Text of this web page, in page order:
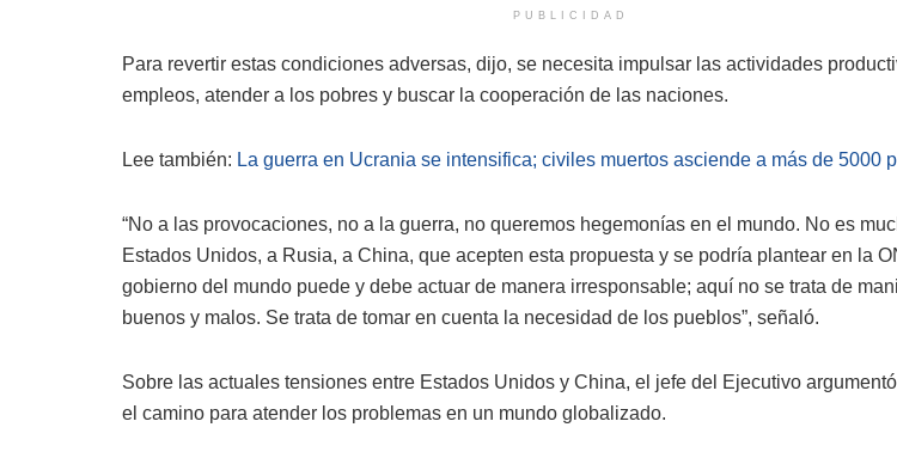
PUBLICIDAD
Para revertir estas condiciones adversas, dijo, se necesita impulsar las actividades
empleos, atender a los pobres y buscar la cooperación de las naciones.
Lee también: La guerra en Ucrania se intensifica; civiles muertos asciende a más de 5000
“No a las provocaciones, no a la guerra, no queremos hegemonías en el mundo. No es
Estados Unidos, a Rusia, a China, que acepten esta propuesta y se podría plantear en la
gobierno del mundo puede y debe actuar de manera irresponsable; aquí no se trata de
buenos y malos. Se trata de tomar en cuenta la necesidad de los pueblos”, señaló.
Sobre las actuales tensiones entre Estados Unidos y China, el jefe del Ejecutivo
el camino para atender los problemas en un mundo globalizado.